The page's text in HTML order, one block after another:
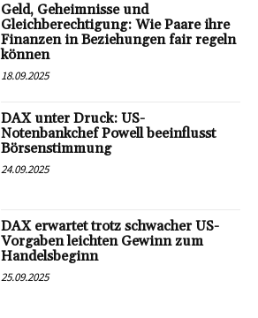
Geld, Geheimnisse und
Gleichberechtigung: Wie Paare ihre
Finanzen in Beziehungen fair regeln
können
18.09.2025
DAX unter Druck: US-
Notenbankchef Powell beeinflusst
Börsenstimmung
24.09.2025
DAX erwartet trotz schwacher US-
Vorgaben leichten Gewinn zum
Handelsbeginn
25.09.2025